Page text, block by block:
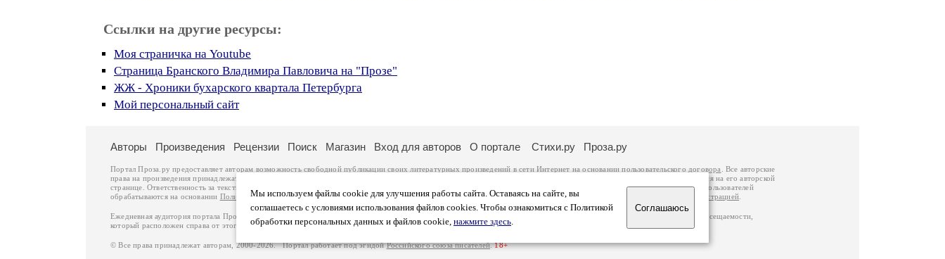
Ссылки на другие ресурсы:
Моя страничка на Youtube
Страница Бранского Владимира Павловича на "Прозе"
ЖЖ - Хроники бухарского квартала Петербурга
Мой персональный сайт
Мы используем файлы cookie для улучшения работы сайта. Оставаясь на сайте, вы
соглашаетесь с условиями использования файлов cookies. Чтобы ознакомиться с Политикой
обработки персональных данных и файлов cookie, нажмите здесь.
Соглашаюсь
Авторы Произведения Рецензии Поиск Магазин Вход для авторов О портале Стихи.ру Проза.ру
Портал Проза.ру предоставляет авторам возможность свободной публикации своих литературных произведений в сети Интернет на основаниипользовательского договора
. Все авторские
права на произведения принадлежат авторам и охраняются
. Перепечатка произведений возможна только с согласия его автора, к которому вы можете обратиться на его авторской
странице. Ответственность за тексты произведений авторы несут самостоятельно на основании
законодательства Российской Федерации. Данные пользователей
обрабатываются на основании Политики обработки персональных данных. Вы также можете посмотреть более подробнуюинформацию о портале связаться с администрацией
Ежедневная аудитория портала Проза.ру – порядка 100 тысяч посетителей, которые в общей сумме просматривают более полумиллиона страниц по данным счетчика посещаемости,
который расположен справа от этого текста. В каждой графе указано по две цифры: количество просмотров и количество посетителей.
© Все права принадлежат авторам, 2000-2026. Портал работает под эгидойРоссийского союза писателей.18+